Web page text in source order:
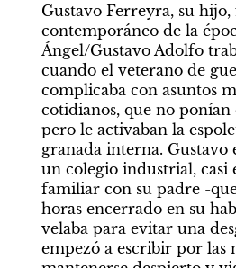
Gustavo Ferreyra, su hijo,
contemporáneo de la
Ángel/Gustavo Adolfo
cuando el veterano de
complicaba con asuntos
cotidianos, que no ponían
pero le activaban la
granada interna. Gustavo
un colegio industrial, casi
familiar con su padre -
horas encerrado en su
velaba para evitar una
empezó a escribir por las